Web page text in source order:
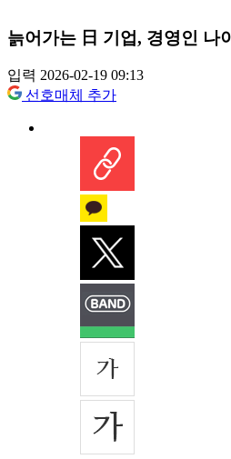
늙어가는 日 기업, 경영인 나
입력 2026-02-19 09:13
선호매체 추가